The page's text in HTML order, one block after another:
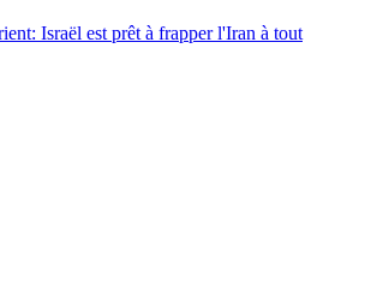
Israël est prêt à frapper l'Iran à tout